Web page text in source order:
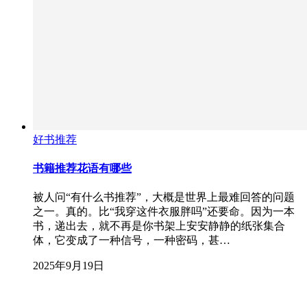
好书推荐
书籍推荐花语有哪些
被人问“有什么书推荐”，大概是世界上最难回答的问题
之一。真的。比“我穿这件衣服胖吗”还要命。因为一本
书，递出去，就不再是你书架上安安静静的纸张集合
体，它变成了一种信号，一种密码，甚…
2025年9月19日